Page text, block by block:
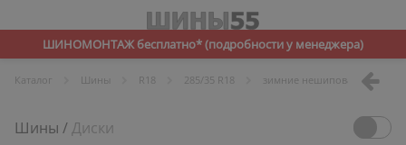
ШИНОМОНТАЖ бесплатно* (подробности у менеджера)
Каталог Шины R 18 285/35 R18 зимние нешипованные
Шины /Диски